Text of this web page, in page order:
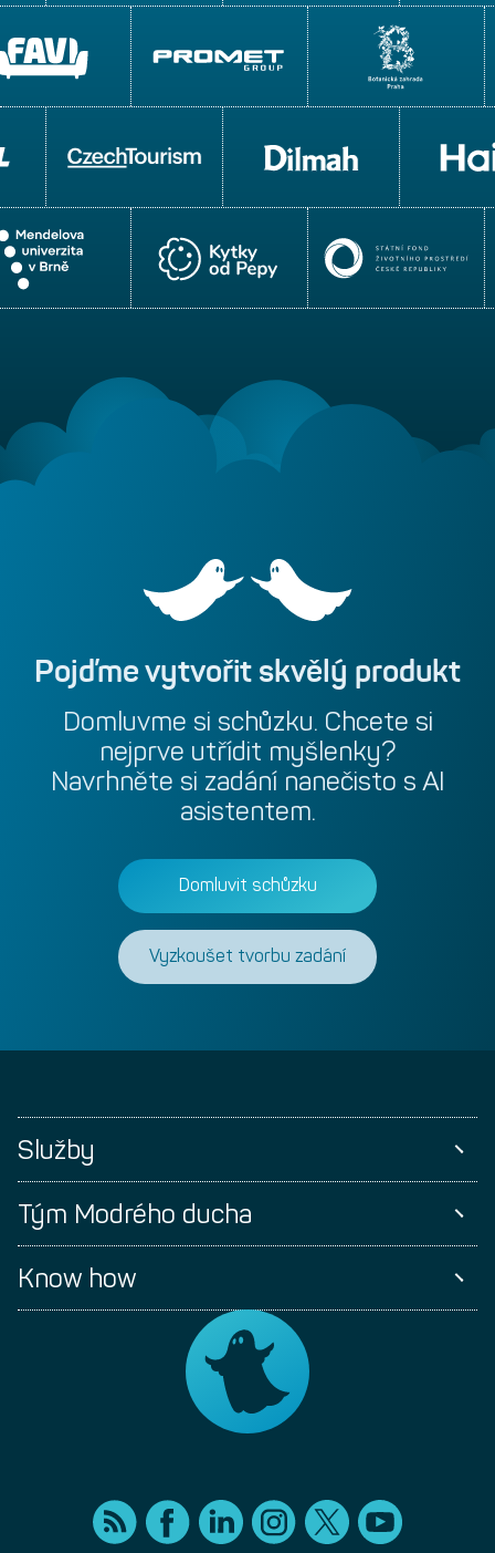
Pojďmevytvořit skvělý produkt
Domluvme si schůzku. Chcete si
nejprve utřídit myšlenky?
Navrhněte si zadání nanečisto s AI
asistentem.
Domluvit schůzku
Vyzkoušet tvorbu zadání
Služby
Tým Modrého ducha
Know how